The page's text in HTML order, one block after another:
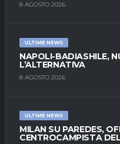
8 AGOSTO 2026
ULTIME NEWS
NAPOLI-BADIASHILE,
L’ALTERNATIVA
8 AGOSTO 2026
ULTIME NEWS
MILAN SU PAREDES,
CENTROCAMPISTA